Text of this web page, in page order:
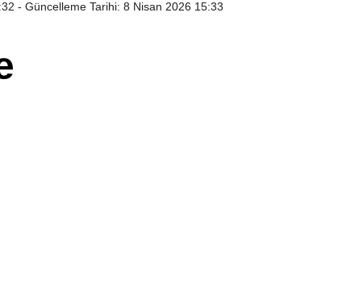
- Güncelleme Tarihi: 8 Nisan 2026 15:33